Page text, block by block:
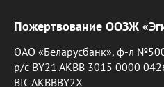
Пожертвование ООЗЖ
ОАО «Беларусбанк», ф-л
р/с BY21 AKBB 3015 0000
BIC AKBBBY2X